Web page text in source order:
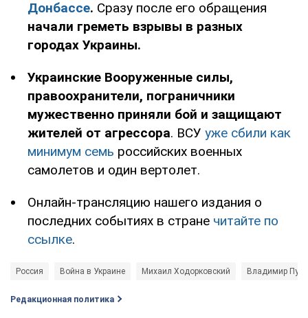
Донбассе. Сразу после его обращения
начали греметь взрывы в разных
городах Украины.
Украинские Вооруженные силы,
правоохранители, пограничники
мужественно приняли бой и защищают
жителей от агрессора. ВСУ уже сбили как
минимум семь российских военных
самолетов и один вертолет.
Онлайн-трансляцию нашего издания о
последних событиях в стране читайте по
ссылке.
Россия Война в Украине Михаил Ходорковский Владимир
Редакционная политика